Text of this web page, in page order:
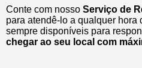
Conte com nosso Serviço de
para atendê-lo a qualquer hora
sempre disponíveis para
chegar ao seu local com